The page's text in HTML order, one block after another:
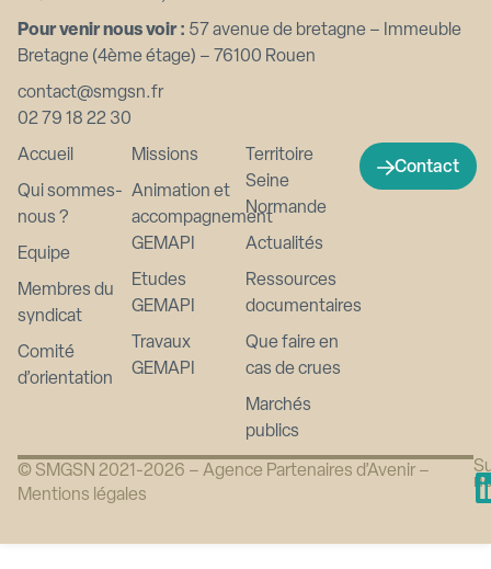
Pour venir nous voir : 57 avenue de bretagne – Immeuble
Bretagne (4ème étage) – 76100 Rouen
contact@smgsn.fr
02 79 18 22 30
Accueil
Qui sommes-
nous ?
Equipe
Membres du
syndicat
Comité
d’orientation
Missions
Animation et
accompagnement
GEMAPI
Etudes
GEMAPI
Travaux
GEMAPI
Territoire
Seine
Normande
Actualités
Ressources
documentaires
Que faire en
cas de crues
Marchés
publics
Contact
© SMGSN 2021-2026 – Agence Partenaires d’Avenir –
Mentions légales